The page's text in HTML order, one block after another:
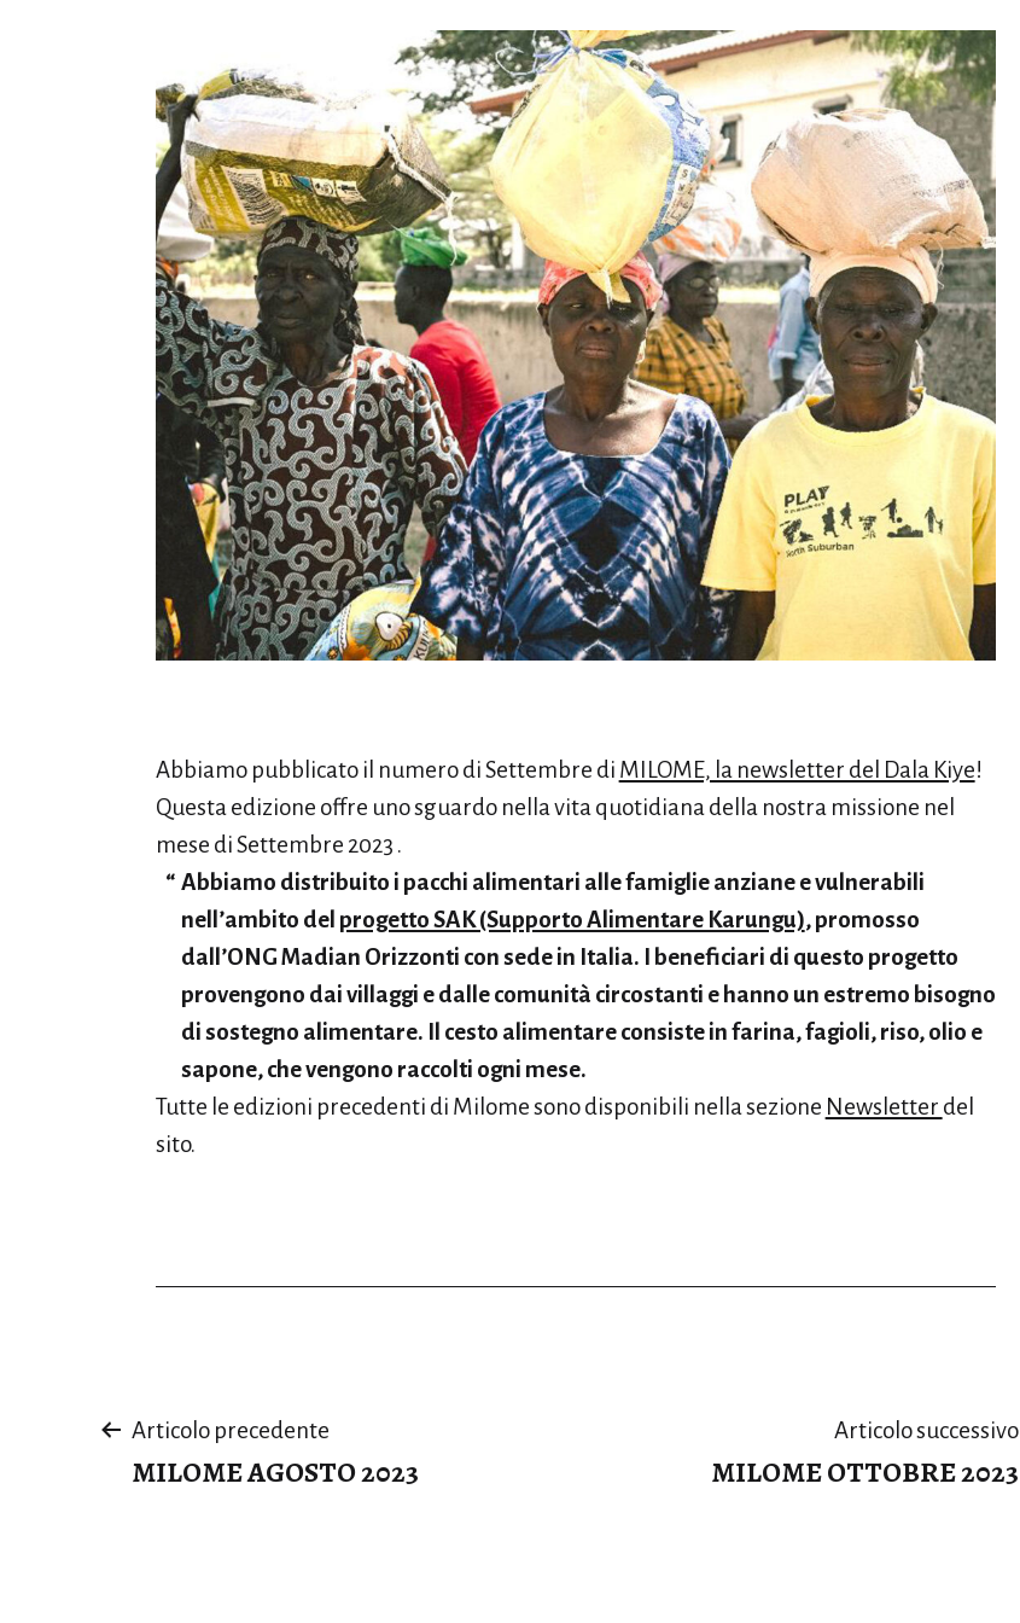
Abbiamo pubblicato il numero di Settembre di MILOME, la newsletter del Dala Kiye!
Questa edizione offre uno sguardo nella vita quotidiana della nostra missione nel
mese di Settembre 2023 .
Abbiamo distribuito i pacchi alimentari alle famiglie anziane e vulnerabili
nell’ambito del progetto SAK (Supporto Alimentare Karungu), promosso
dall’ONG Madian Orizzonti con sede in Italia. I beneficiari di questo progetto
provengono dai villaggi e dalle comunità circostanti e hanno un estremo bisogno
di sostegno alimentare. Il cesto alimentare consiste in farina, fagioli, riso, olio e
sapone, che vengono raccolti ogni mese.
Tutte le edizioni precedenti di Milome sono disponibili nella sezione Newsletter del
sito.
Navigazione
Articolo precedente
MILOME AGOSTO 2023
Articolo successivo
MILOME OTTOBRE 2023